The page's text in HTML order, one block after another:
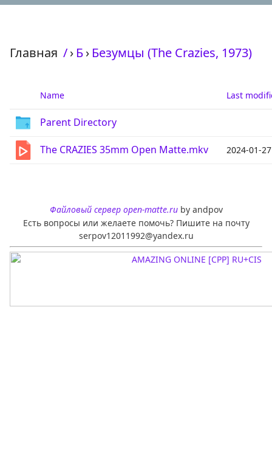
Главная /› Б› Безумцы (The Crazies, 1973)
Name Last
Parent Directory
The CRAZIES 35mm Open Matte.mkv 2024-01-
Файловый сервер open-matte.ruby andpov
Есть вопросы или желаете помочь? Пишите на почту
serpov12011992@yandex.ru